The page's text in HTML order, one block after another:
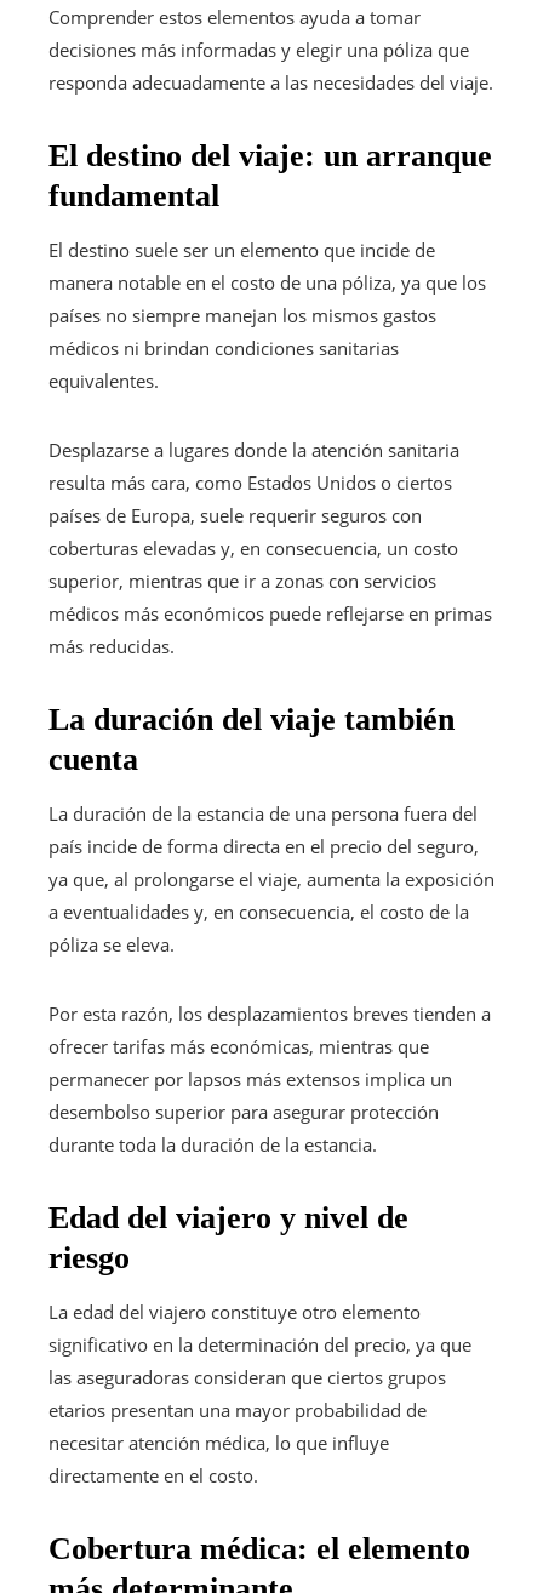
Comprender estos elementos ayuda a tomar
decisiones más informadas y elegir una póliza que
responda adecuadamente a las necesidades del viaje.
El destino del viaje: un arranque
fundamental
El destino suele ser un elemento que incide de
manera notable en el costo de una póliza, ya que los
países no siempre manejan los mismos gastos
médicos ni brindan condiciones sanitarias
equivalentes.
Desplazarse a lugares donde la atención sanitaria
resulta más cara, como Estados Unidos o ciertos
países de Europa, suele requerir seguros con
coberturas elevadas y, en consecuencia, un costo
superior, mientras que ir a zonas con servicios
médicos más económicos puede reflejarse en primas
más reducidas.
La duración del viaje también
cuenta
La duración de la estancia de una persona fuera del
país incide de forma directa en el precio del seguro,
ya que, al prolongarse el viaje, aumenta la exposición
a eventualidades y, en consecuencia, el costo de la
póliza se eleva.
Por esta razón, los desplazamientos breves tienden a
ofrecer tarifas más económicas, mientras que
permanecer por lapsos más extensos implica un
desembolso superior para asegurar protección
durante toda la duración de la estancia.
Edad del viajero y nivel de
riesgo
La edad del viajero constituye otro elemento
significativo en la determinación del precio, ya que
las aseguradoras consideran que ciertos grupos
etarios presentan una mayor probabilidad de
necesitar atención médica, lo que influye
directamente en el costo.
Cobertura médica: el elemento